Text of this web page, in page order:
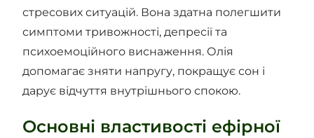
стресових ситуацій. Вона здатна полегшити
симптоми тривожності, депресії та
психоемоційного виснаження. Олія
допомагає зняти напругу, покращує сон і
дарує відчуття внутрішнього спокою.
Основні властивості ефірної